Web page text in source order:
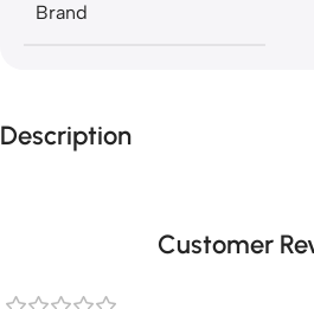
Brand
Description
Customer